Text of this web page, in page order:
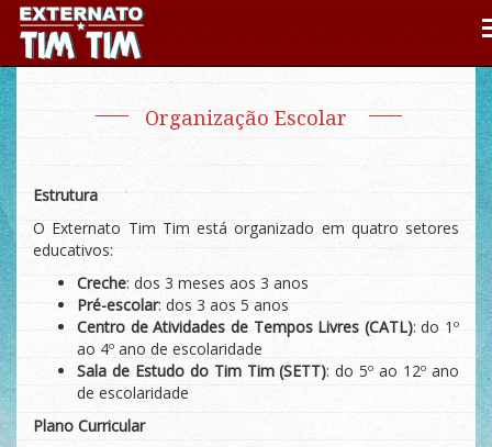
Organização Escolar
Estrutura
O Externato Tim Tim está organizado em quatro setores
educativos:
Creche: dos 3 meses aos 3 anos
Pré-escolar: dos 3 aos 5 anos
Centro de Atividades de Tempos Livres (CATL): do 1º
ao 4º ano de escolaridade
Sala de Estudo do Tim Tim (SETT): do 5º ao 12º ano
de escolaridade
Plano Curricular